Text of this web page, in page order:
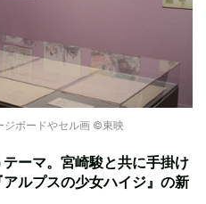
ジボードやセル画 ©東映
テーマ。宮崎駿と共に手掛け
ルプスの少女ハイジ』の新